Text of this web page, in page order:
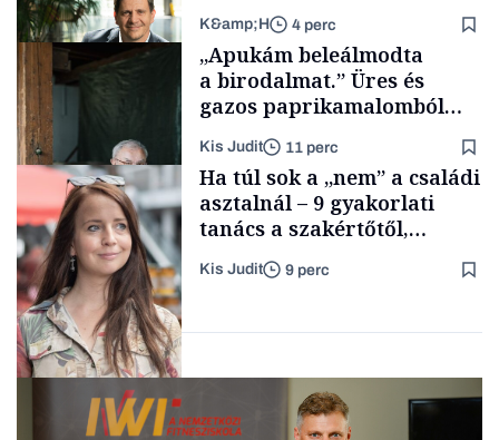
Smart habits
TÁMOGATÓI
TARTALOM
K&amp;H 4 perc
Családi
vállalkozások
„Apukám beleálmodta
a birodalmat.” Üres és
gazos paprikamalomból
lett az igazi családi
fűszersztori
Kis Judit 11 perc
Ha túl sok a „nem” a családi
asztalnál – 9 gyakorlati
tanács a szakértőtől,
hogyan legyünk jól etető
szülők
Kis Judit 9 perc